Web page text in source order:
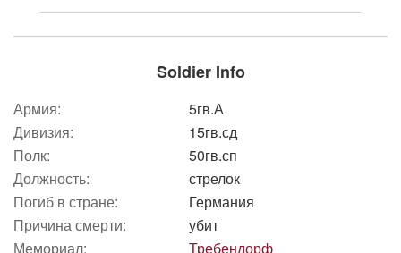
Soldier Info
Армия:
5гв.А
Дивизия:
15гв.сд
Полк:
50гв.сп
Должность:
стрелок
Погиб в стране:
Германия
Причина смерти:
убит
Мемориал:
Требендорф